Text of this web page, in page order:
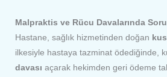
Malpraktis ve Rücu Davalarında
Hastane, sağlık hizmetinden doğan
ilkesiyle hastaya tazminat ödediğinde,
davası açarak hekimden geri ödeme